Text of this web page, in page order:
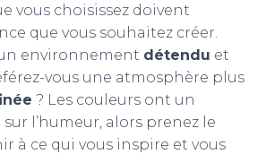
vous choisissez doivent
que vous souhaitez créer.
environnement détendu et
vous une atmosphère plus
? Les couleurs ont un
l’humeur, alors prenez le
à ce qui vous inspire et vous